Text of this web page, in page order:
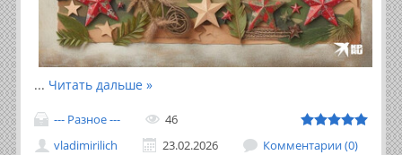
... Читать дальше »
--- Разное ---
46
vladimirilich
23.02.2026 Комментарии (0)